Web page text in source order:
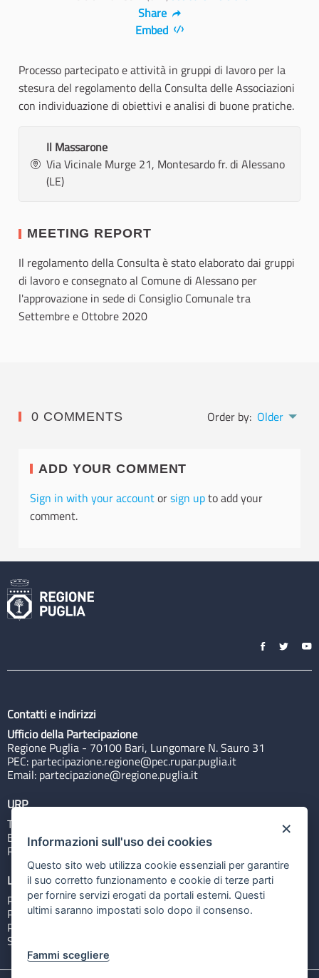
Share
Embed
Processo partecipato e attività in gruppi di lavoro per la
stesura del regolamento della Consulta delle Associazioni
con individuazione di obiettivi e analisi di buone pratiche.
Il Massarone
Via Vicinale Murge 21, Montesardo fr. di Alessano
(LE)
MEETING REPORT
Il regolamento della Consulta è stato elaborato dai gruppi
di lavoro e consegnato al Comune di Alessano per
l'approvazione in sede di Consiglio Comunale tra
Settembre e Ottobre 2020
0 COMMENTS Order by: Older
ADD YOUR COMMENT
Sign in with your accountorsign upto add your
comment.
Contatti e indirizzi
Ufficio della Partecipazione
Regione Puglia - 70100 Bari, Lungomare N. Sauro 31
PEC: partecipazione.regione@pec.rupar.puglia.it
Email: partecipazione@regione.puglia.it
URP
Tel: 800713939
Email:quiregione@regione.puglia.it
Rubrica
Link utili
Portale Istituzionale
PO FESR Puglia 2014-2020
PSR Puglia 2014-2020
Sistema Puglia
×
Informazioni sull'uso dei cookies
Questo sito web utilizza cookie essenziali per garantire
il suo corretto funzionamento e cookie di terze parti
per fornire servizi erogati da portali esterni. Questi
ultimi saranno impostati solo dopo il consenso.
Fammi scegliere